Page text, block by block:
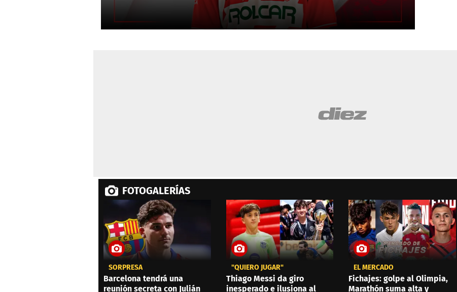
FOTOGALERÍAS
SORPRESA
Barcelona tendrá una
reunión secreta con Julián
"QUIERO JUGAR"
Thiago Messi da giro
inesperado e ilusiona al
EL MERCADO
Fichajes: golpe al Olimpia,
Marathón suma alta y